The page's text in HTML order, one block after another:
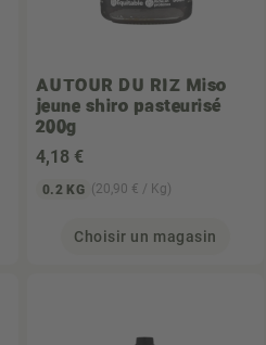
AUTOUR DU RIZ Miso
jeune shiro pasteurisé
200g
4,18 €
0.2 KG (20,90 € / Kg)
Choisir un magasin